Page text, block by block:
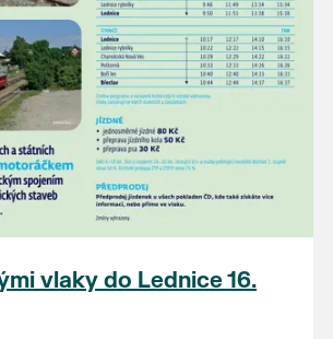
vlaky do Lednice 16.